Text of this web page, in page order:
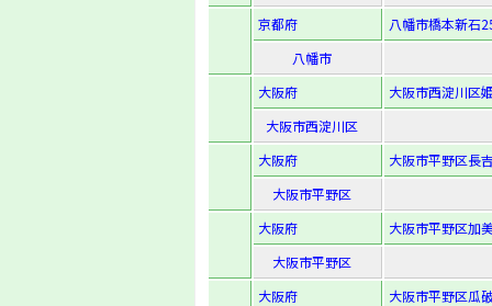
京都府
八幡市橋本新石
八幡市
大阪府
大阪市西淀川区
大阪市西淀川区
大阪府
大阪市平野区長
大阪市平野区
大阪府
大阪市平野区加
大阪市平野区
大阪府
大阪市平野区瓜